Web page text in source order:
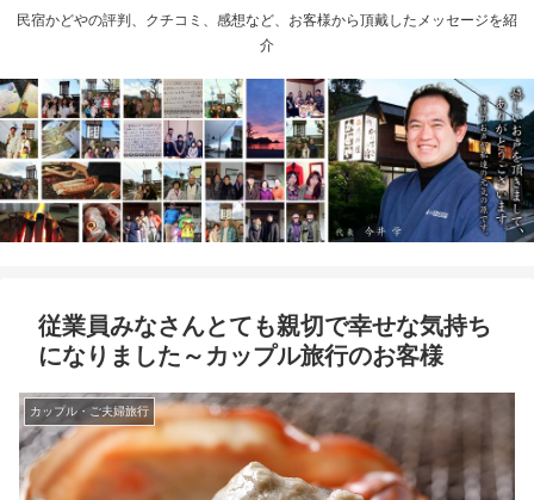
民宿かどやの評判、クチコミ、感想など、お客様から頂戴したメッセージを紹
介
従業員みなさんとても親切で幸せな気持ち
になりました～カップル旅行のお客様
カップル・ご夫婦旅行